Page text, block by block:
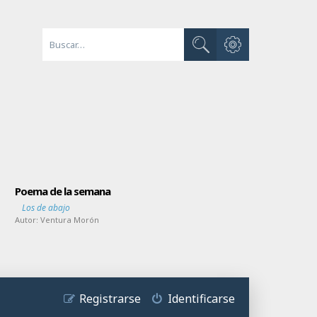
Buscar
Búsqueda avanzada
Poema de la semana
Los de abajo
Autor:Ventura Morón
Identificarse
Registrarse